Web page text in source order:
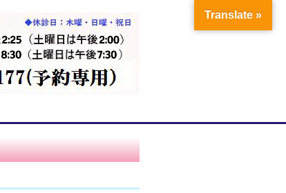
Translate »